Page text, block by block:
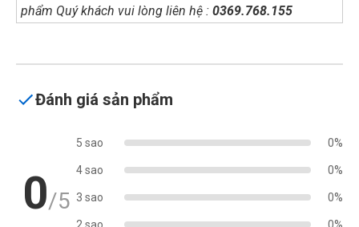
phẩm Quý khách vui lòng liên hệ : 0369.768.155
Đánh giá sản phẩm
0/5
5 sao 0%
4 sao 0%
3 sao 0%